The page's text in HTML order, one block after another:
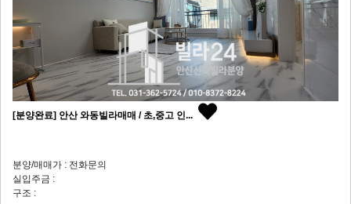
[분양완료] 안산 와동빌라매매 / 초,중고 인...
분양/매매가 : 전화문의
실입주금 :
구조 :